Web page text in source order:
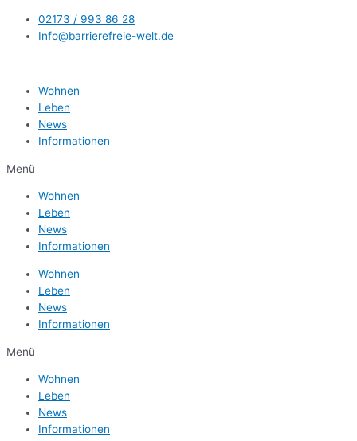
Inhalt
springen
02173 / 993 86 28
Info@barrierefreie-welt.de
Wohnen
Leben
News
Informationen
Menü
Wohnen
Leben
News
Informationen
Wohnen
Leben
News
Informationen
Menü
Wohnen
Leben
News
Informationen